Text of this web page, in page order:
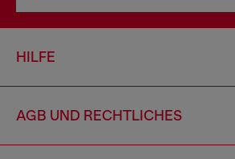
HILFE
AGB UND RECHTLICHES